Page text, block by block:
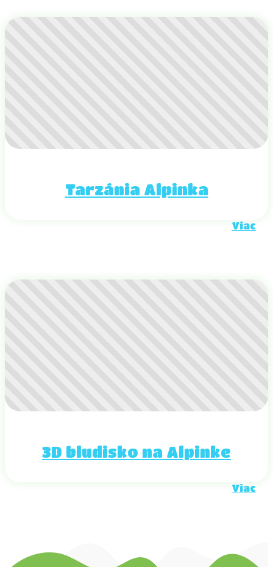
Tarzánia Alpinka
Viac
3D bludisko na Alpinke
Viac